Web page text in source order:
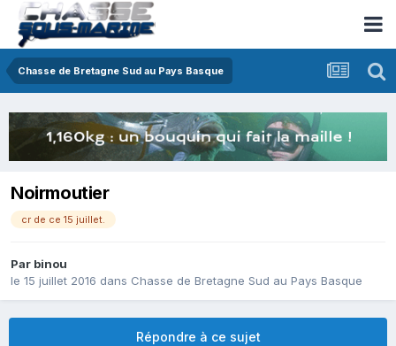
Chasse de Bretagne Sud au Pays Basque
Noirmoutier
cr de ce 15 juillet.
Par binou
le 15 juillet 2016 dans Chasse de Bretagne Sud au Pays Basque
Répondre à ce sujet